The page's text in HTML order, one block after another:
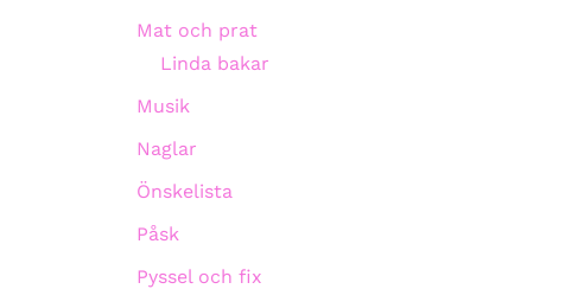
Mat och prat
Linda bakar
Musik
Naglar
Önskelista
Påsk
Pyssel och fix